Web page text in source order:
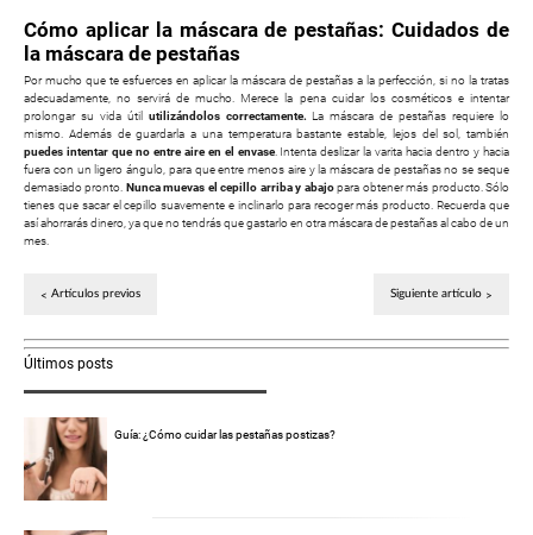
Cómo aplicar la máscara de pestañas: Cuidados de
la máscara de pestañas
Por mucho que te esfuerces en aplicar la máscara de pestañas a la perfección, si no la tratas
adecuadamente, no servirá de mucho. Merece la pena cuidar los cosméticos e intentar
prolongar su vida útil utilizándolos correctamente. La máscara de pestañas requiere lo
mismo. Además de guardarla a una temperatura bastante estable, lejos del sol, también
puedes intentar que no entre aire en el envase. Intenta deslizar la varita hacia dentro y hacia
fuera con un ligero ángulo, para que entre menos aire y la máscara de pestañas no se seque
demasiado pronto. Nunca muevas el cepillo arriba y abajopara obtener más producto. Sólo
tienes que sacar el cepillo suavemente e inclinarlo para recoger más producto. Recuerda que
así ahorrarás dinero, ya que no tendrás que gastarlo en otra máscara de pestañas al cabo de un
mes.
Artículos previos Siguiente artículo
Últimos posts
Guía: ¿Cómo cuidar las pestañas postizas?